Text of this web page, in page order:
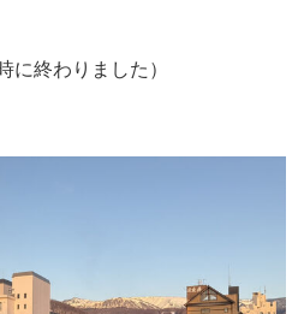
に終わりました）